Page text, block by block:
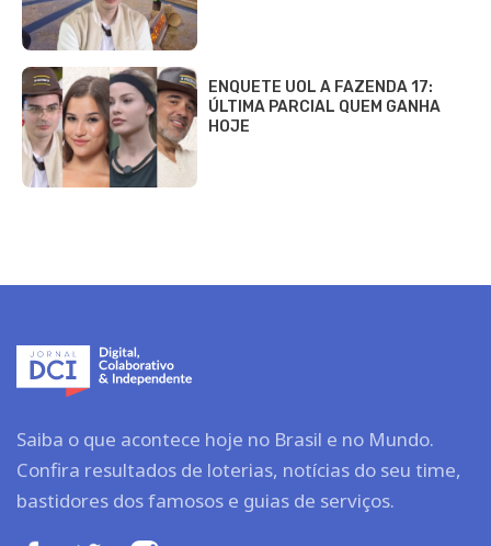
ENQUETE UOL A FAZENDA 17:
ÚLTIMA PARCIAL QUEM GANHA
HOJE
Saiba o que acontece hoje no Brasil e no Mundo.
Confira resultados de loterias, notícias do seu time,
bastidores dos famosos e guias de serviços.